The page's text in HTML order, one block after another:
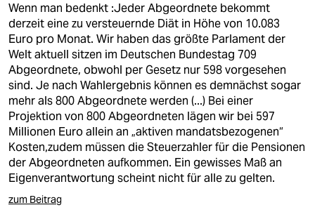
Wenn man bedenkt :Jeder Abgeordnete bekommt
derzeit eine zu versteuernde Diät in Höhe von 10.083
Euro pro Monat. Wir haben das größte Parlament der
Welt aktuell sitzen im Deutschen Bundestag 709
Abgeordnete, obwohl per Gesetz nur 598 vorgesehen
sind. Je nach Wahlergebnis können es demnächst sogar
mehr als 800 Abgeordnete werden (...) Bei einer
Projektion von 800 Abgeordneten lägen wir bei 597
Millionen Euro allein an „aktiven mandatsbezogenen“
Kosten,zudem müssen die Steuerzahler für die Pensionen
der Abgeordneten aufkommen. Ein gewisses Maß an
Eigenverantwortung scheint nicht für alle zu gelten.
zum Beitrag